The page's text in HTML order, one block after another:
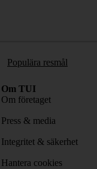
Populära resmål
Om TUI
Om företaget
Press & media
Integritet & säkerhet
Hantera cookies